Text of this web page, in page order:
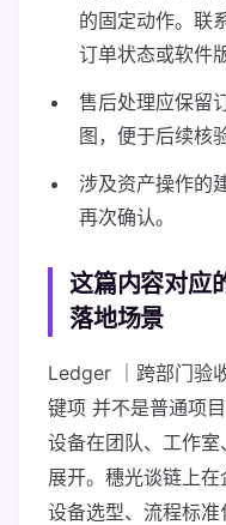
的固定动作。联
订单状态或软件
售后处理应保留
图，便于后续核验
涉及资产操作的
再次确认。
这篇内容对应
落地场景
Ledger ｜跨部门验
键项 并不是普通项
设备在团队、工作
展开。穗光谈链上在
设备选型、流程标